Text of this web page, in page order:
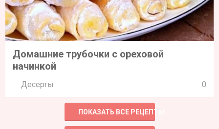
Домашние трубочки с ореховой
начинкой
Десерты 0
ПОКАЗАТЬ ВСЕ РЕЦЕПТЫ